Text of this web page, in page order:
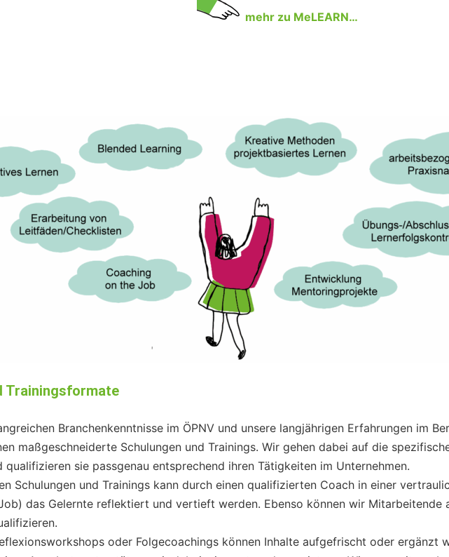
mehr zu MeLEARN…
Trainingsformate
Branchenkenntnisse im ÖPNV und unsere langjährigen Erfahrungen im
maßgeschneiderte Schulungen und Trainings. Wir gehen dabei auf die
qualifizieren sie passgenau entsprechend ihren Tätigkeiten im Unternehmen.
Schulungen und Trainings kann durch einen qualifizierten Coach in einer
das Gelernte reflektiert und vertieft werden. Ebenso können wir Mitarbeitende
oder Folgecoachings können Inhalte aufgefrischt oder ergänzt